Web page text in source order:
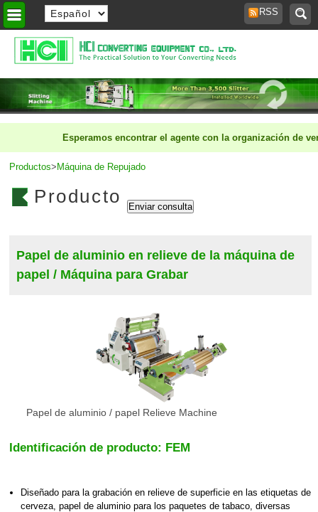
RSS
Esperamos encontrar el agente con la organización de
Productos> Máquina de Repujado
Producto
Papel de aluminio en relieve de la máquina de
papel / Máquina para Grabar
Papel de aluminio / papel Relieve Machine
Identificación de producto: FEM
Diseñado para la grabación en relieve de superficie en las etiquetas de
cerveza, papel de aluminio para los paquetes de tabaco, diversas